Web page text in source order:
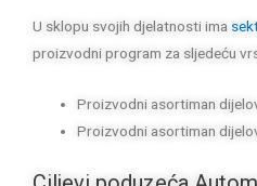
U sklopu svojih djelatnosti ima
proizvodni program za sljedeću
Proizvodni asortiman
Proizvodni asortiman